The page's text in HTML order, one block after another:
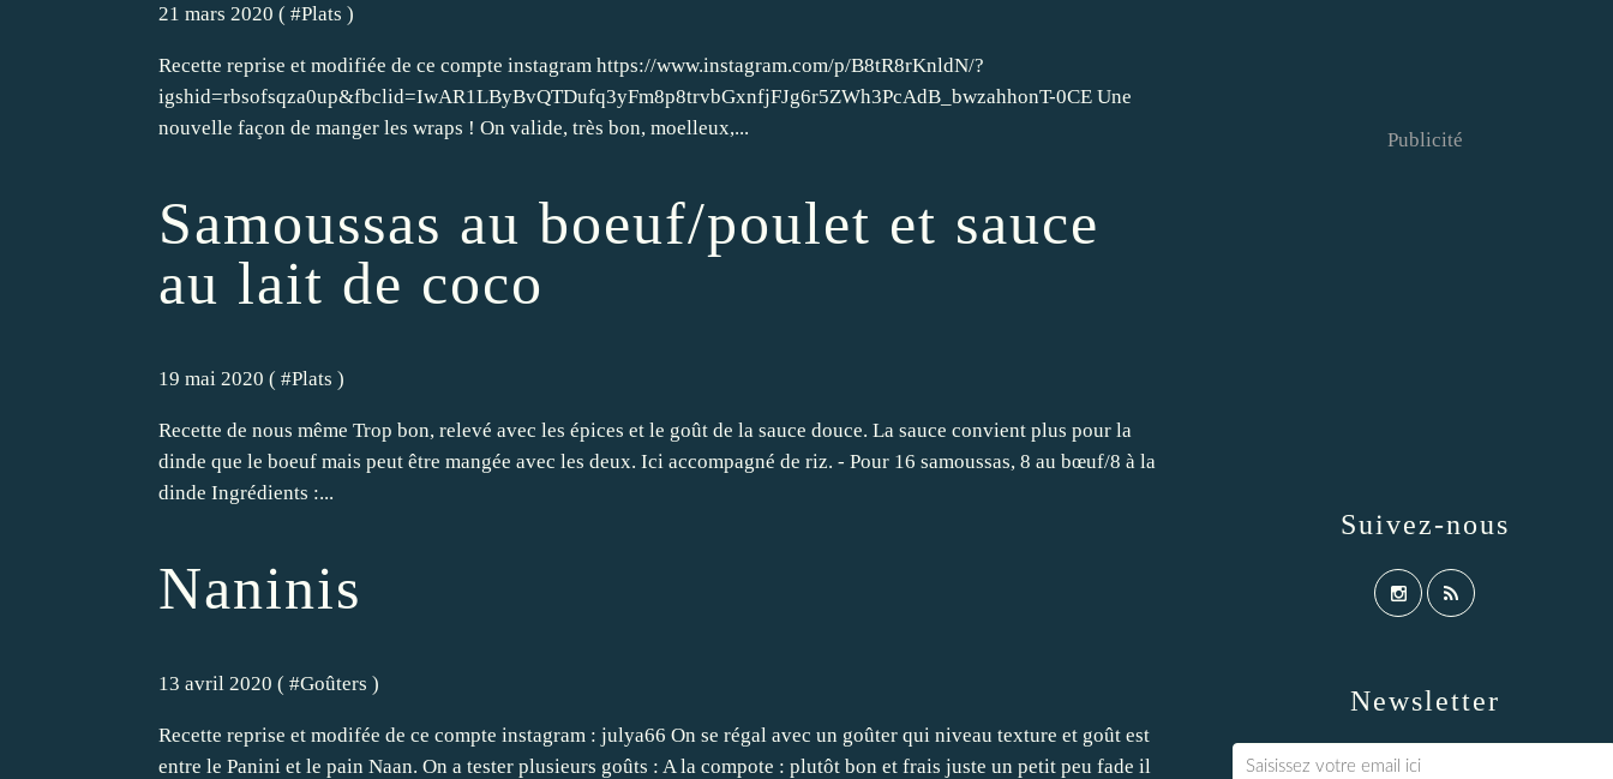
21 mars 2020 ( #Plats )
Recette reprise et modifiée de ce compte instagram https://www.instagram.com/p/B8tR8rKnldN/?
igshid=rbsofsqza0up&fbclid=IwAR1LByBvQTDufq3yFm8p8trvbGxnfjFJg6r5ZWh3PcAdB_bwzahhonT-0CE Une
nouvelle façon de manger les wraps ! On valide, très bon, moelleux,...
Samoussas au boeuf/poulet et sauce
au lait de coco
19 mai 2020 ( #Plats )
Recette de nous même Trop bon, relevé avec les épices et le goût de la sauce douce. La sauce convient plus pour la
dinde que le boeuf mais peut être mangée avec les deux. Ici accompagné de riz. - Pour 16 samoussas, 8 au bœuf/8 à la
dinde Ingrédients :...
Naninis
13 avril 2020 ( #Goûters )
Recette reprise et modifée de ce compte instagram : julya66 On se régal avec un goûter qui niveau texture et goût est
entre le Panini et le pain Naan. On a tester plusieurs goûts : A la compote : plutôt bon et frais juste un petit peu fade il
Newsletter
Publicité
Suivez-nous